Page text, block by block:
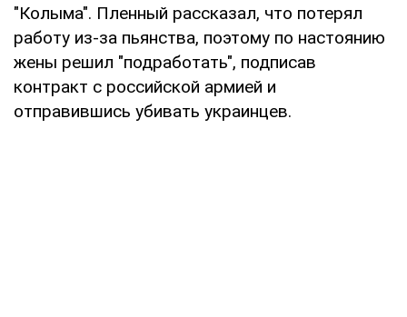
"Колыма". Пленный рассказал, что потерял
работу из-за пьянства, поэтому по настоянию
жены решил "подработать", подписав
контракт с российской армией и
отправившись убивать украинцев.